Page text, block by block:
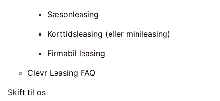
Sæsonleasing
Korttidsleasing (eller minileasing)
Firmabil leasing
Clevr Leasing FAQ
Skift til os